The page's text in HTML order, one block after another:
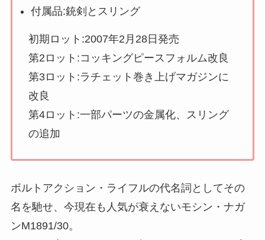
付属品:銃剣とスリング
初期ロット:2007年2月28日発売
第2ロット:コッキングピースフォルム改良
第3ロット:ラチェット巻き上げマガジンに
改良
第4ロット:一部パーツの金属化、スリング
の追加
ボルトアクション・ライフルの代名詞としてその
名を馳せ、今現在も人気が衰えないモシン・ナガ
ンM1891/30。